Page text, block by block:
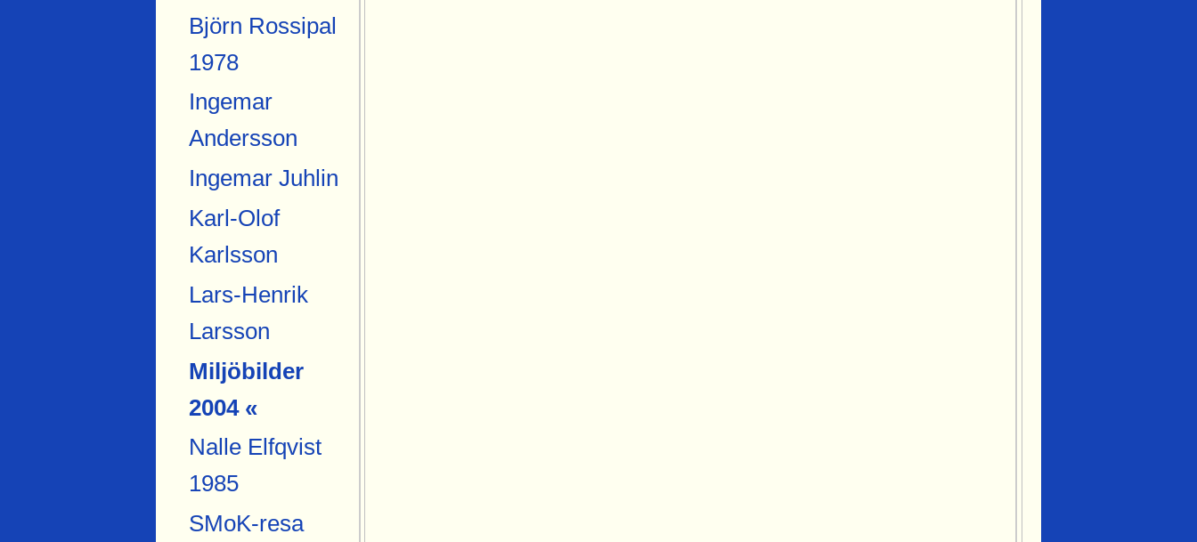
Björn Rossipal
1978
Ingemar
Andersson
Ingemar Juhlin
Karl-Olof
Karlsson
Lars-Henrik
Larsson
Miljöbilder
2004 «
Nalle Elfqvist
1985
SMoK-resa